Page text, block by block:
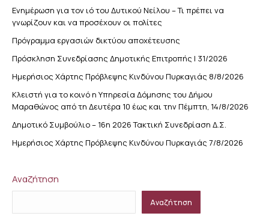
Ενημέρωση για τον ιό του Δυτικού Νείλου – Τι πρέπει να
γνωρίζουν και να προσέχουν οι πολίτες
Πρόγραμμα εργασιών δικτύου αποχέτευσης
Πρόσκληση Συνεδρίασης Δημοτικής Επιτροπής | 31/2026
Ημερήσιος Χάρτης Πρόβλεψης Κινδύνου Πυρκαγιάς 8/8/2026
Κλειστή για το κοινό η Υπηρεσία Δόμησης του Δήμου
Μαραθώνος από τη Δευτέρα 10 έως και την Πέμπτη, 14/8/2026
Δημοτικό Συμβούλιο – 16η 2026 Τακτική Συνεδρίαση Δ.Σ.
Ημερήσιος Χάρτης Πρόβλεψης Κινδύνου Πυρκαγιάς 7/8/2026
Αναζήτηση
Αναζήτηση